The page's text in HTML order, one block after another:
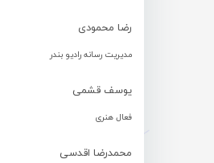
رضا محمودی
مدیریت رسانه رادیو بندر
یوسف قشمی
فعال هنری
محمدرضا اقدسی